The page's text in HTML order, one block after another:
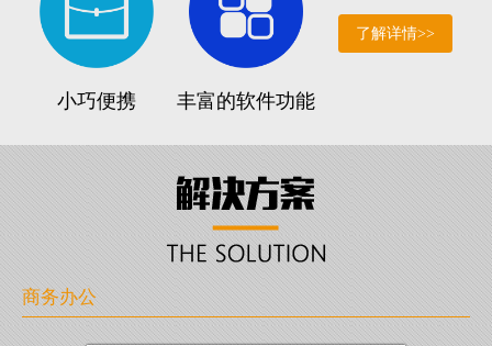
小巧便携 丰富的软件功能
了解详情>>
商务办公